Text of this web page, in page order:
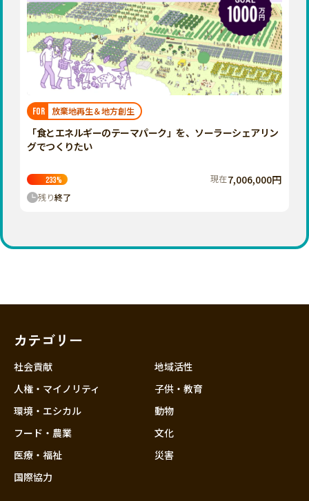
FOR 放棄地再生＆地方創生
「食とエネルギーのテーマパーク」を、ソーラーシェアリン
グでつくりたい
233% 現在7,006,000円
残り終了
カテゴリー
社会貢献
人権・マイノリティ
環境・エシカル
フード・農業
医療・福祉
国際協力
地域活性
子供・教育
動物
文化
災害